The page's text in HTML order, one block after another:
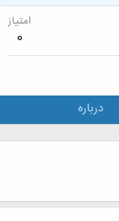
امتیاز
0
درباره